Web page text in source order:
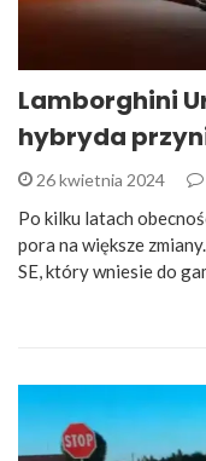
Lamborghini
hybryda
26 kwietnia 2024
Po kilku latach
pora na większe
SE, który wniesie do